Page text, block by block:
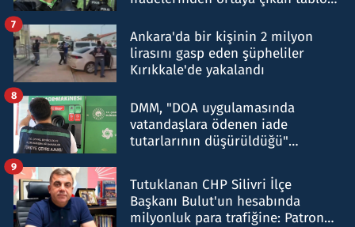
Ankara'da bir kişinin 2 milyon
lirasını gasp eden şüpheliler
Kırıkkale'de yakalandı
7
DMM, "DOA uygulamasında
vatandaşlara ödenen iade
tutarlarının düşürüldüğü"
8
Tutuklanan CHP Silivri İlçe
Başkanı Bulut'un hesabında
milyonluk para trafiğine: Patron
9